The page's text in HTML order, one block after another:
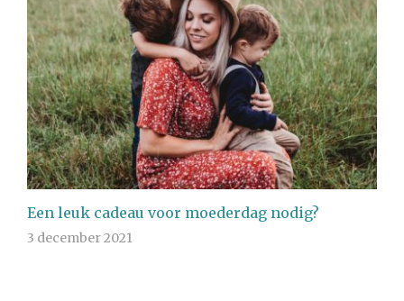
Een leuk cadeau voor moederdag nodig?
3 december 2021